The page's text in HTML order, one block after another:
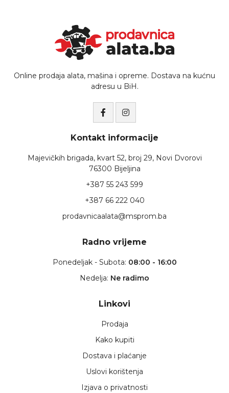
Online prodaja alata, mašina i opreme. Dostava na kućnu
adresu u BiH.
Kontakt informacije
Majevičkih brigada, kvart 52, broj 29, Novi Dvorovi
76300 Bijeljina
+387 55 243 599
+387 66 222 040
prodavnicaalata@msprom.ba
Radno vrijeme
Ponedeljak - Subota: 08:00 - 16:00
Nedelja: Ne radimo
Linkovi
Prodaja
Kako kupiti
Dostava i plaćanje
Uslovi korištenja
Izjava o privatnosti